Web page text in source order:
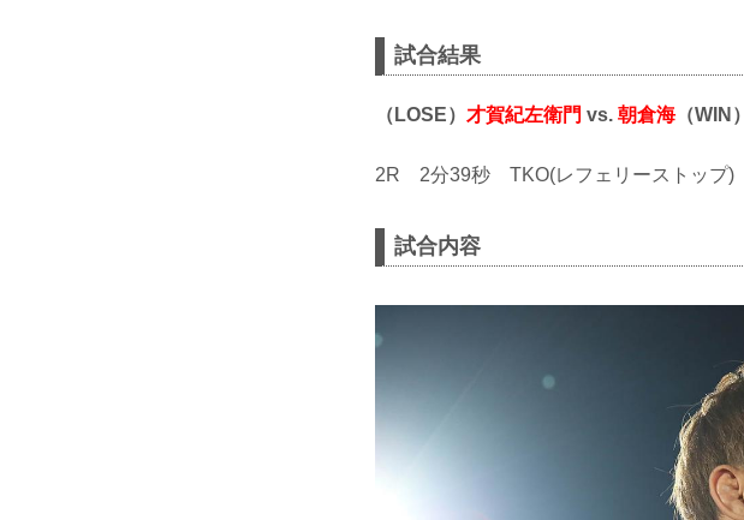
試合結果
（LOSE） 才賀紀左衛門 vs. 朝倉海（WIN）
2R 2分39秒 TKO(レフェリーストップ)
試合内容